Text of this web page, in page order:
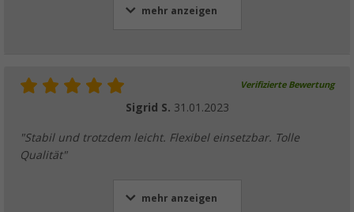
mehr anzeigen
Verifizierte Bewertung
Sigrid S. 31.01.2023
"Stabil und trotzdem leicht. Flexibel einsetzbar. Tolle
Qualität"
mehr anzeigen